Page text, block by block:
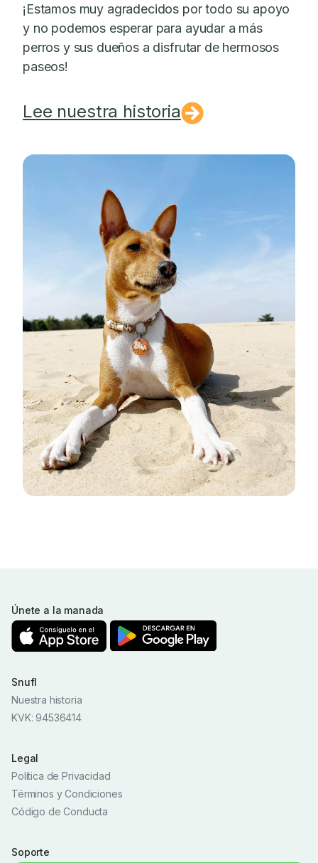
¡Estamos muy agradecidos por todo su apoyo
y no podemos esperar para ayudar a más
perros y sus dueños a disfrutar de hermosos
paseos!
Lee nuestra historia
Únete a la manada
Snufl
Nuestra historia
KVK: 94536414
Legal
Política de Privacidad
Términos y Condiciones
Código de Conducta
Soporte